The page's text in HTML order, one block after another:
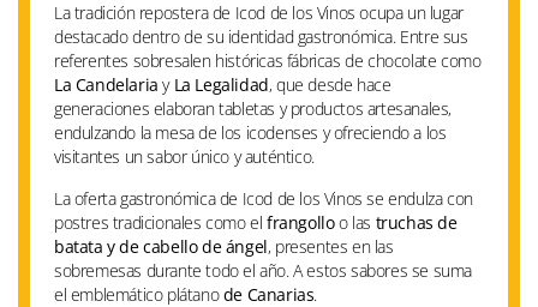
La tradición repostera de Icod de los Vinos ocupa un lugar
destacado dentro de su identidad gastronómica. Entre sus
referentes sobresalen históricas fábricas de chocolate como
La Candelaria y La Legalidad, que desde hace
generaciones elaboran tabletas y productos artesanales,
endulzando la mesa de los icodenses y ofreciendo a los
visitantes un sabor único y auténtico.
La oferta gastronómica de Icod de los Vinos se endulza con
postres tradicionales como elfrangolloo las truchas de
batata y de cabello de ángel, presentes en las
sobremesas durante todo el año. A estos sabores se suma
el emblemático plátanode Canarias.